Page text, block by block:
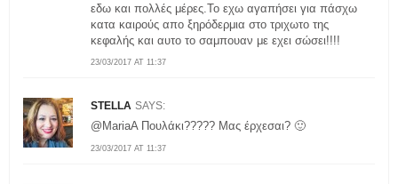
23/03/2017 AT 11:37
εδω και πολλές μέρες.Το εχω αγαπήσει για πάσχω
κατα καιρούς απο ξηρόδερμια στο τριχωτο της
κεφαλής και αυτο το σαμπουαν με εχει σώσει!!!!
STELLA SAYS:
23/03/2017 AT 11:37
@MariaA Πουλάκι????? Μας έρχεσαι? 🙂